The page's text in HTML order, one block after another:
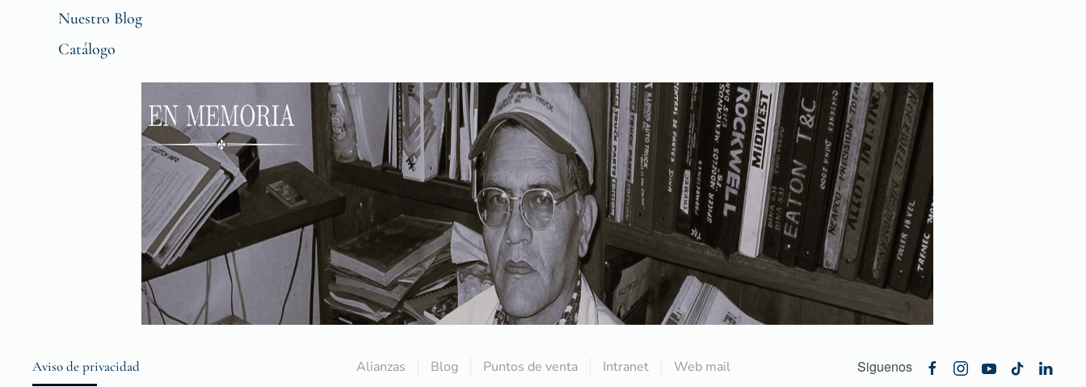
Nuestro Blog
Catálogo
Aviso de privacidad Alianzas Blog Puntos de venta Intranet Web mail Siguenos